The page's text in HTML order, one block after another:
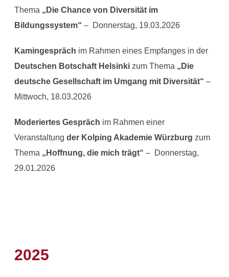
Thema„Die Chance von Diversität im
Bildungssystem“ – Donnerstag, 19.03.2026
Kamingespräch im Rahmen eines Empfanges in der
Deutschen Botschaft Helsinkizum Thema „Die
deutsche Gesellschaft im Umgang mit Diversität“ –
Mittwoch, 18.03.2026
Moderiertes Gespräch im Rahmen einer
Veranstaltung der Kolping Akademie Würzburg zum
Thema„Hoffnung, die mich trägt“ – Donnerstag,
29.01.2026
2025